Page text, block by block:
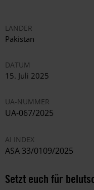
LÄNDER
Pakistan
DATUM
15. Juli 2025
UA-NUMMER
UA-067/2025
AI INDEX
ASA 33/0109/2025
Setzt euch für